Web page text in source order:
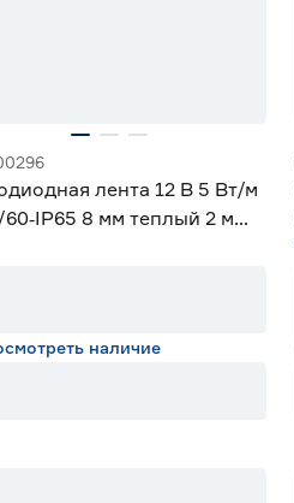
лента 12 В 5 Вт/м
8 мм теплый 2 м
наличие